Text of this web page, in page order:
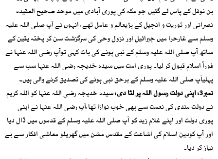
بن نوفل کے پاس لے گئیں جو مکہ کی پوری آبادی میں موحد صحیح العقیدہ
نصرانی اور توریت و انجیل کے بڑیعالم و عامل تھے، انہوں نے آپ صلی اللہ علیہ
وسلم سے غارحرا میں جبرائیل اور نزول وحی کی سرگزشت سن کر پختہ یقین کے
ساتھ آپ صلی اللہ علیہ وسلم کے نبی ہونے کی بات کہی توآپ رضی اللہ عنہا نے
فوراً اسلام قبول کر لیا۔ پوری امت میں سیدہ خدیجہ رضی اللہ عنہا سب سے
پہلیآپ صلی اللہ علیہ وسلم کے برحق نبی ہونے کی تصدیق کرنے والی ہیں۔
نمبر3: اپنی دولت رسول اللہ پر لٹا دی:
سیدہ خدیجہ رضی اللہ عنہا کو اللہ کریم
نے دولت مندی کی نعمت سے بھی خوب نوازا تھا،آپ رضی اللہ عنہا نے اپنی
پوری دولت اور اپنے غلام زید کو آپ صلی اللہ علیہ وسلم کے قدموں میں ڈال دیا
اور آپ کودین اسلام کی اشاعت کے مقدس مشن میں گھریلو معاشی افکار سے بے
نیاز کر دیا۔